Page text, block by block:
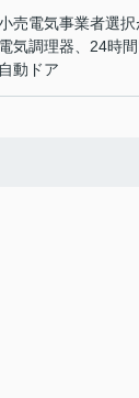
売電気事業者選択
電気調理器、24時
自動ドア